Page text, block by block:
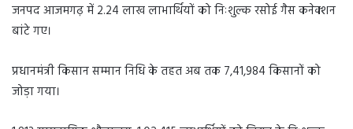
जनपद आजमगढ़ में 2.24 लाख लाभार्थियों को निःशुल्क रसोई गैस कनेक्शन
बांटे गए।
प्रधानमंत्री किसान सम्मान निधि के तहत अब तक 7,41,984 किसानों को
जोड़ा गया।